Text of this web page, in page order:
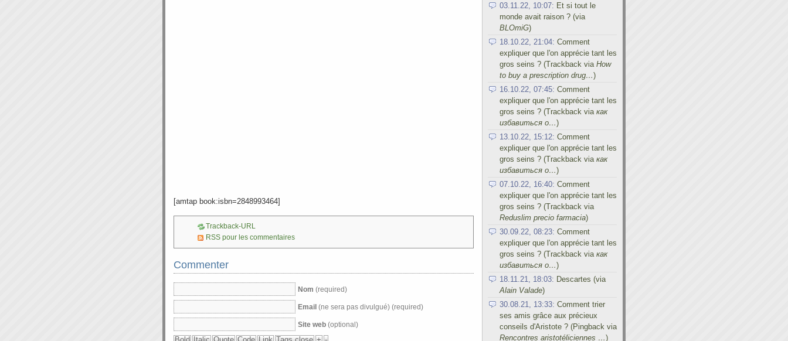
[amtap book:isbn=2848993464]
Trackback-URL
RSS pour les commentaires
Commenter
Nom (required)
Email (ne sera pas divulgué) (required)
Site web (optional)
03.11.22, 10:07: Et si tout le
monde avait raison ? (via
BLOmiG)
18.10.22, 21:04: Comment
expliquer que l'on apprécie tant les
gros seins ? (Trackback via How
to buy a prescription drug…)
16.10.22, 07:45: Comment
expliquer que l'on apprécie tant les
gros seins ? (Trackback via как
избавиться о…)
13.10.22, 15:12: Comment
expliquer que l'on apprécie tant les
gros seins ? (Trackback via как
избавиться о…)
07.10.22, 16:40: Comment
expliquer que l'on apprécie tant les
gros seins ? (Trackback via
Reduslim precio farmacia)
30.09.22, 08:23: Comment
expliquer que l'on apprécie tant les
gros seins ? (Trackback via как
избавиться о…)
18.11.21, 18:03: Descartes (via
Alain Valade)
30.08.21, 13:33: Comment trier
ses amis grâce aux précieux
conseils d'Aristote ? (Pingback via
Rencontres aristotéliciennes …)